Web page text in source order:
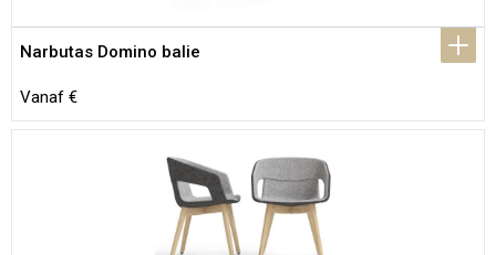
Narbutas Domino balie
Vanaf €